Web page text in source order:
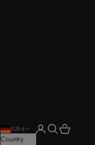
EUR €
Country
LoginSearch
Cart